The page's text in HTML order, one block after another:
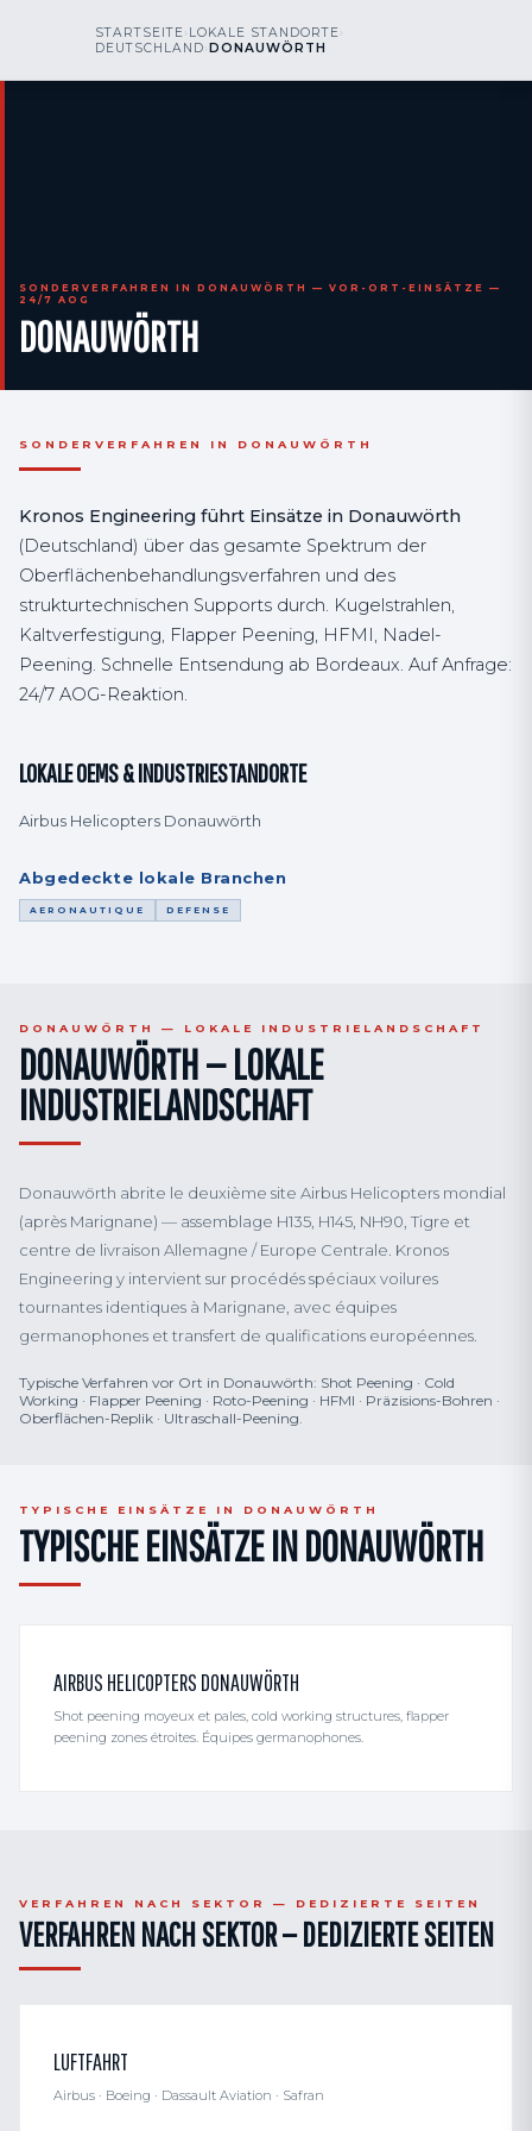
nos
engineering
RUFEN SIE UNS AN AOG 24/7
SONDERVERFAHREN IN DONAUWÖRTH — VOR-ORT-EINSÄTZE —
24/7 AOG
DONAUWÖRTH
STARTSEITE LOKALE STANDORTE
DEUTSCHLAND DONAUWÖRTH
SONDERVERFAHREN IN DONAUWÖRTH
Kronos Engineering führt Einsätze in Donauwörth
(Deutschland) über das gesamte Spektrum der
Oberflächenbehandlungsverfahren und des
strukturtechnischen Supports durch. Kugelstrahlen,
Kaltverfestigung, Flapper Peening, HFMI, Nadel-
Peening. Schnelle Entsendung ab Bordeaux. Auf Anfrage:
24/7 AOG-Reaktion.
LOKALE OEMS & INDUSTRIESTANDORTE
Airbus Helicopters Donauwörth
Abgedeckte lokale Branchen
AERONAUTIQUE DEFENSE
DONAUWÖRTH — LOKALE INDUSTRIELANDSCHAFT
DONAUWÖRTH — LOKALE
INDUSTRIELANDSCHAFT
Donauwörth abrite le deuxième site Airbus Helicopters mondial
(après Marignane) — assemblage H135, H145, NH90, Tigre et
centre de livraison Allemagne / Europe Centrale. Kronos
Engineering y intervient sur procédés spéciaux voilures
tournantes identiques à Marignane, avec équipes
germanophones et transfert de qualifications européennes.
Typische Verfahren vor Ort in Donauwörth: Shot Peening · Cold
Working · Flapper Peening · Roto-Peening · HFMI · Präzisions-Bohren ·
Oberflächen-Replik · Ultraschall-Peening.
TYPISCHE EINSÄTZE IN DONAUWÖRTH
TYPISCHE EINSÄTZE IN DONAUWÖRTH
AIRBUS HELICOPTERS DONAUWÖRTH
Shot peening moyeux et pales, cold working structures, flapper
peening zones étroites. Équipes germanophones.
VERFAHREN NACH SEKTOR — DEDIZIERTE SEITEN
VERFAHREN NACH SEKTOR — DEDIZIERTE SEITEN
LUFTFAHRT
Airbus · Boeing · Dassault Aviation · Safran